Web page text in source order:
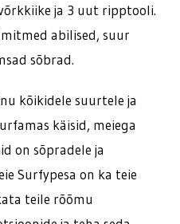
ja 3 uut ripptooli.
abilised, suur
sõbrad.
kõikidele suurtele ja
käisid, meiega
on sõpradele ja
Surfypesa on ka teie
teile rõõmu